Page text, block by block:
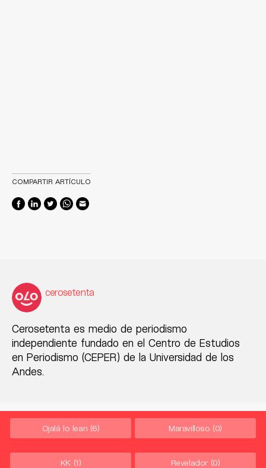
COMPARTIR ARTÍCULO
cerosetenta
Cerosetenta es medio de periodismo
independiente fundado en el Centro de Estudios
en Periodismo (CEPER) de la Universidad de los
Andes.
Ojalá lo lean (6) Maravilloso (0)
KK (1) Revelador (0)